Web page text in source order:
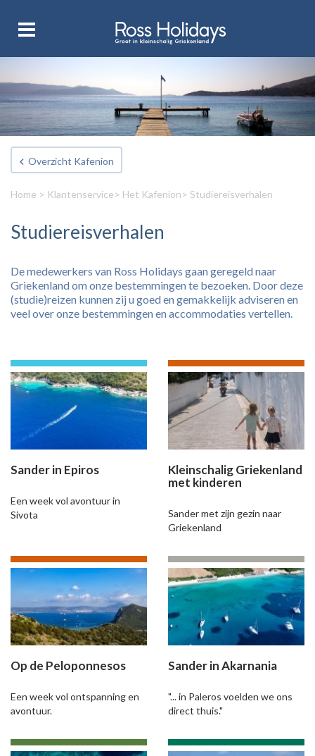
Overzicht Kafenion
Home > Klantenservice> Het Kafenion> Studiereisverhalen
Studiereisverhalen
De medewerkers van Ross Holidays gaan geregeld naar
Griekenland om onze bestemmingen te bezoeken. Door deze
(studie)reizen kunnen zij u goed en gemakkelijk adviseren en
veel over onze bestemmingen en accommodaties vertellen.
Sander in Epiros
Een week vol avontuur in
Sivota
Kleinschalig Griekenland
met kinderen
Sander met zijn gezin naar
Griekenland
Op de Peloponnesos
Een week vol ontspanning en
avontuur.
Sander in Akarnania
"... in Paleros voelden we ons
direct thuis."